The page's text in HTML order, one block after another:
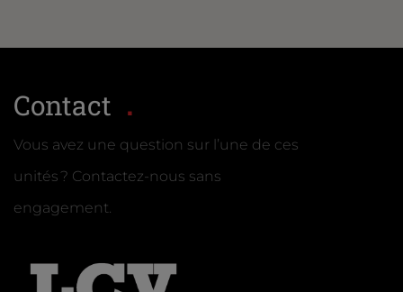
Contact
Vous avez une question sur l’une de ces
unités ? Contactez-nous sans
engagement.